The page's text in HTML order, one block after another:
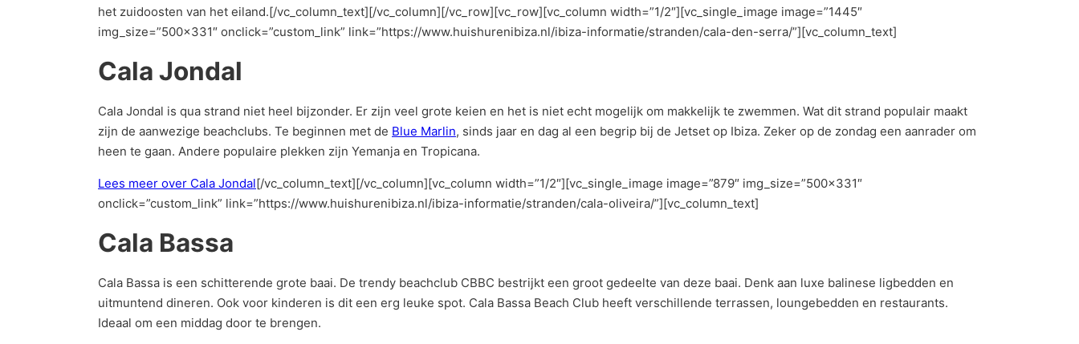
het zuidoosten van het eiland.[/vc_column_text][/vc_column][/vc_row][vc_row][vc_column width=”1/2″][vc_single_image image=”1445″
img_size=”500×331″ onclick=”custom_link” link=”https://www.huishurenibiza.nl/ibiza-informatie/stranden/cala-den-serra/”][vc_column_text]
Cala Jondal
Cala Jondal is qua strand niet heel bijzonder. Er zijn veel grote keien en het is niet echt mogelijk om makkelijk te zwemmen. Wat dit strand populair maakt
zijn de aanwezige beachclubs. Te beginnen met de Blue Marlin, sinds jaar en dag al een begrip bij de Jetset op Ibiza. Zeker op de zondag een aanrader om
heen te gaan. Andere populaire plekken zijn Yemanja en Tropicana.
Lees meer over Cala Jondal[/vc_column_text][/vc_column][vc_column width=”1/2″][vc_single_image image=”879″ img_size=”500×331″
onclick=”custom_link” link=”https://www.huishurenibiza.nl/ibiza-informatie/stranden/cala-oliveira/”][vc_column_text]
Cala Bassa
Cala Bassa is een schitterende grote baai. De trendy beachclub CBBC bestrijkt een groot gedeelte van deze baai. Denk aan luxe balinese ligbedden en
uitmuntend dineren. Ook voor kinderen is dit een erg leuke spot. Cala Bassa Beach Club heeft verschillende terrassen, loungebedden en restaurants.
Ideaal om een middag door te brengen.